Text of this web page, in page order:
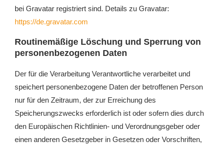
bei Gravatar registriert sind. Details zu Gravatar:
https://de.gravatar.com
Routinemäßige Löschung und Sperrung von
personenbezogenen Daten
Der für die Verarbeitung Verantwortliche verarbeitet und
speichert personenbezogene Daten der betroffenen Person
nur für den Zeitraum, der zur Erreichung des
Speicherungszwecks erforderlich ist oder sofern dies durch
den Europäischen Richtlinien- und Verordnungsgeber oder
einen anderen Gesetzgeber in Gesetzen oder Vorschriften,